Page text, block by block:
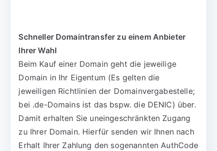
Schneller Domaintransfer zu einem Anbieter
Ihrer Wahl
Beim Kauf einer Domain geht die jeweilige
Domain in Ihr Eigentum (Es gelten die
jeweiligen Richtlinien der Domainvergabestelle;
bei .de-Domains ist das bspw. die DENIC) über.
Damit erhalten Sie uneingeschränkten Zugang
zu Ihrer Domain. Hierfür senden wir Ihnen nach
Erhalt Ihrer Zahlung den sogenannten AuthCode